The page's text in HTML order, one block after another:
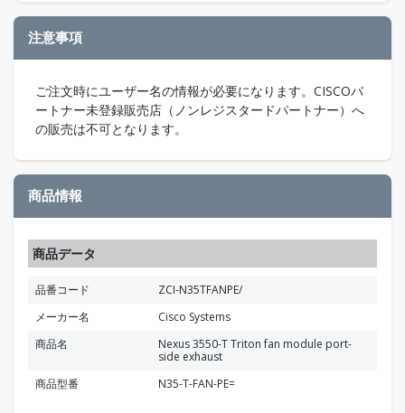
注意事項
ご注文時にユーザー名の情報が必要になります。CISCOパ
ートナー未登録販売店（ノンレジスタードパートナー）へ
の販売は不可となります。
商品情報
商品データ
品番コード
ZCI-N35TFANPE/
メーカー名
Cisco Systems
商品名
Nexus 3550-T Triton fan module port-
side exhaust
商品型番
N35-T-FAN-PE=